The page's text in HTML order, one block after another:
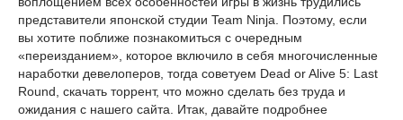
представители японской студии Team Ninja. Поэтому, если
вы хотите поближе познакомиться с очередным
«переизданием», которое включило в себя многочисленные
наработки девелоперов, тогда советуем Dead or Alive 5: Last
Round, скачать торрент, что можно сделать без труда и
ожидания с нашего сайта. Итак, давайте подробнее